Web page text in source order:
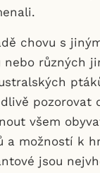
chovu s
nebo různých
pozorovat
všem
a možností k
jsou